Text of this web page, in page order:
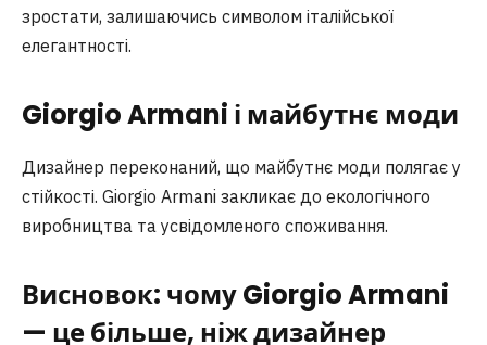
зростати, залишаючись символом італійської
елегантності.
Giorgio Armani і майбутнє моди
Дизайнер переконаний, що майбутнє моди полягає у
стійкості. Giorgio Armani закликає до екологічного
виробництва та усвідомленого споживання.
Висновок: чому Giorgio Armani
— це більше, ніж дизайнер